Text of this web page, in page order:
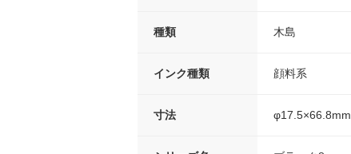
種類 木島
インク種類 顔料系
寸法 φ17.5×66.8mm